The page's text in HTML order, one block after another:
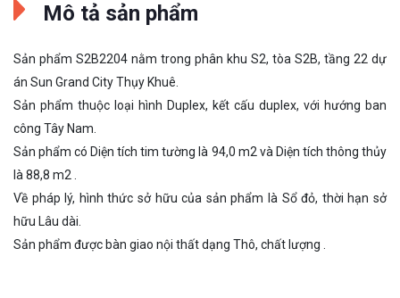
Mô tả sản phẩm
Sản phẩm S2B2204 nằm trong phân khu S2, tòa S2B, tầng 22 dự
án Sun Grand City Thụy Khuê.
Sản phẩm thuộc loại hình Duplex, kết cấu duplex, với hướng ban
công Tây Nam.
Sản phẩm có Diện tích tim tường là 94,0 m2 và Diện tích thông thủy
là 88,8 m2 .
Về pháp lý, hình thức sở hữu của sản phẩm là Sổ đỏ, thời hạn sở
hữu Lâu dài.
Sản phẩm được bàn giao nội thất dạng Thô, chất lượng .